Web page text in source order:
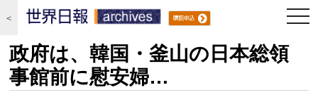
＜
政府は、韓国・釜山の日本総領
事館前に慰安婦…